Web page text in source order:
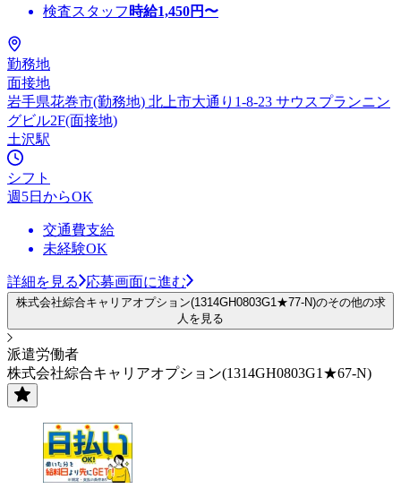
検査スタッフ 時給1,450円〜
勤務地
面接地
岩手県花巻市(勤務地) 北上市大通り1-8-23 サウスプランニン
グビル2F(面接地)
土沢駅
シフト
週5日からOK
交通費支給
未経験OK
詳細を見る 応募画面に進む
株式会社綜合キャリアオプション(1314GH0803G1★77-N)のその他の求
人を見る
派遣労働者
株式会社綜合キャリアオプション(1314GH0803G1★67-N)